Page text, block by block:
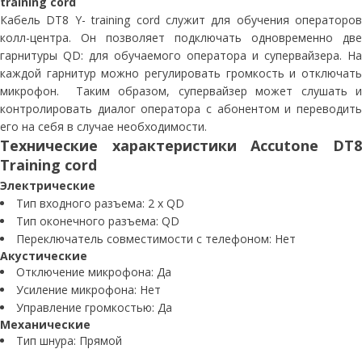
Кабель DT8 Y- training cord служит для обучения операторов
колл-центра. Он позволяет подключать одновременно две
гарнитуры QD: для обучаемого оператора и супервайзера. На
каждой гарнитур можно регулировать громкость и отключать
микрофон. Таким образом, супервайзер может слушать и
контролировать диалог оператора с абонентом и переводить
его на себя в случае необходимости.
Технические характеристики Accutone DT8
Training cord
Электрические
Тип входного разъема: 2 x QD
Тип оконечного разъема: QD
Переключатель совместимости с телефоном: Нет
Акустические
Отключение микрофона: Да
Усиление микрофона: Нет
Управление громкостью: Да
Механические
Тип шнура: Прямой